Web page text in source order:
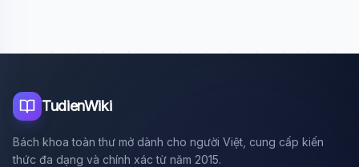
TudienWiki
Bách khoa toàn thư mở dành cho người Việt, cung cấp kiến
thức đa dạng và chính xác từ năm 2015.
Tôi là trợ lý AI của TuDienWiki. Hãy hỏi tôi bất kỳ điều gì
🪐 Sao Mộc là gì?
🔬 Albert Einstein